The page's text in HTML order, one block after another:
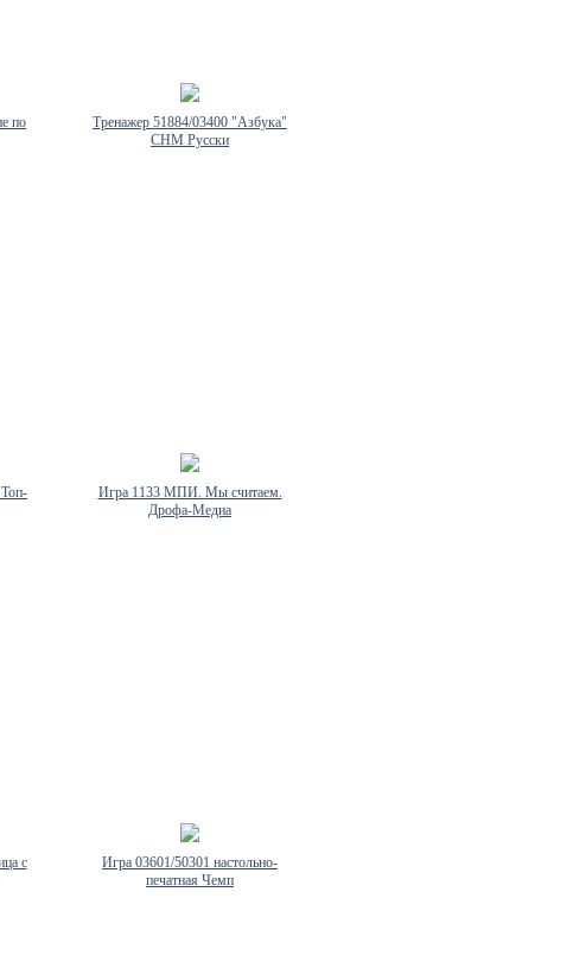
по
Тренажер 51884/03400 "Азбука"
СНМ Русски
Игра 1133 МПИ. Мы считаем.
Дрофа-Медиа
с
Игра 03601/50301 настольно-
печатная Чемп